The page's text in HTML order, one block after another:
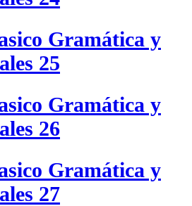
Gramática y
25
Gramática y
26
Gramática y
27